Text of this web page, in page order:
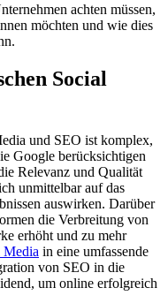
achten müssen,
möchten und wie dies
Social
und SEO ist komplex,
Google berücksichtigen
Relevanz und Qualität
unmittelbar auf das
auswirken. Darüber
die Verbreitung von
erhöht und zu mehr
Media in eine umfassende
von SEO in die
um online erfolgreich